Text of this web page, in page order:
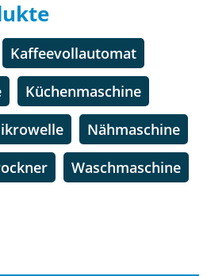
Kaffeevollautomat
Küchenmaschine
Nähmaschine
Waschmaschine